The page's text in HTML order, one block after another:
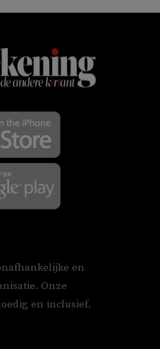
en
Onze
en inclusief.